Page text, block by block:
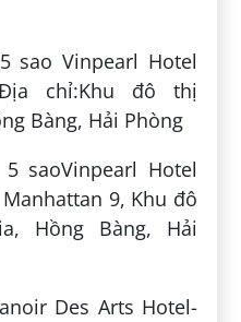
Vinpearl Hotel
chỉ:Khu đô thị
Bàng, Hải Phòng
Hotel
9, Khu đô
Hồng Bàng, Hải
Des Arts Hotel-